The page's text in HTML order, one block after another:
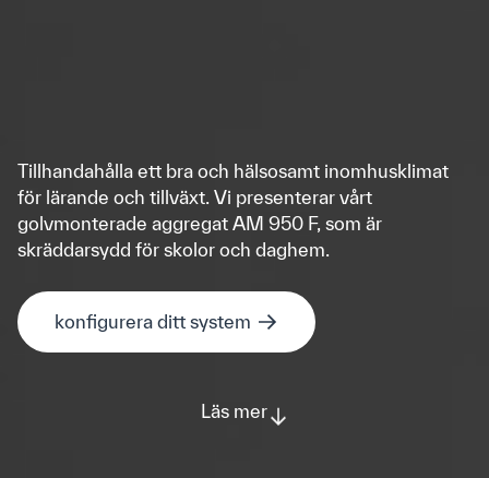
Tillhandahålla ett bra och hälsosamt inomhusklimat
för lärande och tillväxt. Vi presenterar vårt
golvmonterade aggregat AM 950 F, som är
skräddarsydd för skolor och daghem.
konfigurera ditt system
Läs mer